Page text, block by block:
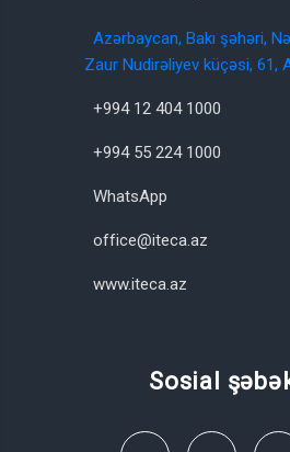
Azərbaycan, Bakı şəhəri,
Zaur Nudirəliyev küçəsi, 61,
+994 12 404 1000
+994 55 224 1000
WhatsApp
office@iteca.az
www.iteca.az
Sosial